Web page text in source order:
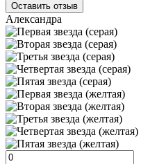
Оставить отзыв
Александра